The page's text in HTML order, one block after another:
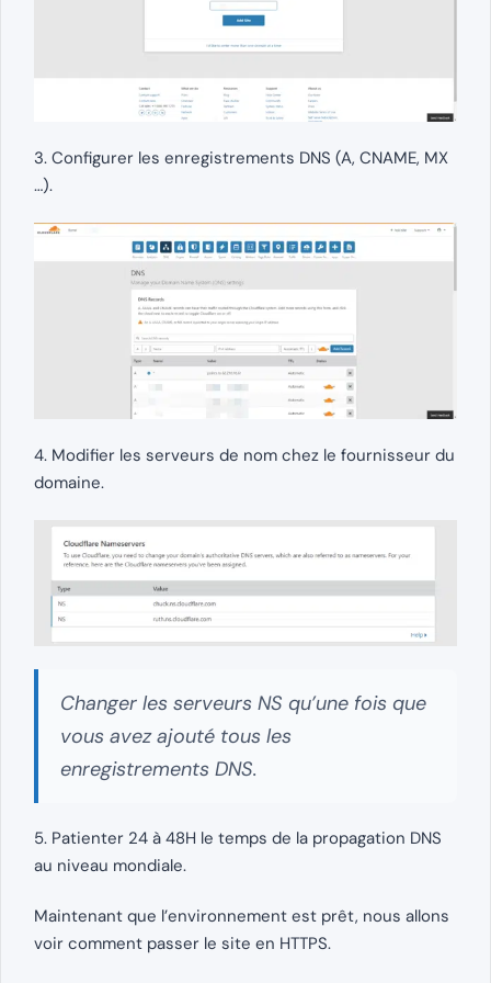
3. Configurer les enregistrements DNS (A, CNAME, MX
…).
4. Modifier les serveurs de nom chez le fournisseur du
domaine.
Changer les serveurs NS qu’une fois que
vous avez ajouté tous les
enregistrements DNS.
5. Patienter 24 à 48H le temps de la propagation DNS
au niveau mondiale.
Maintenant que l’environnement est prêt, nous allons
voir comment passer le site en HTTPS.